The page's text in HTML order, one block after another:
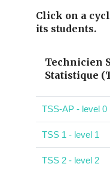
Click on a
its students.
Technicien
Statistique
TSS-AP - level 0
TSS 1 - level 1
TSS 2 - level 2